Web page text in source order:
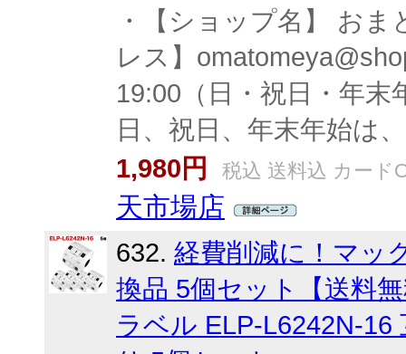
・【ショップ名】 お
レス】
19:00（日・祝日・年末
日、祝日、年末年始は
1,980円
税込 送料込 カード
天市場店
632. 経費削減に！マッ
換品 5個セット【送料
ラベル ELP-L6242N-16